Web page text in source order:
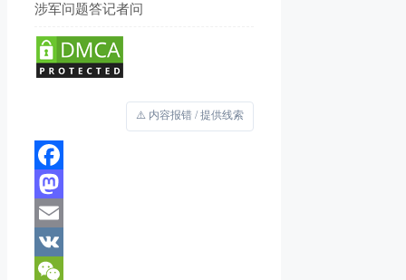
涉军问题答记者问
⚠️ 内容报错 / 提供线索
Facebook
Mastodon
Email
VK